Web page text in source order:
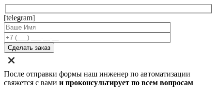
[telegram]
После отправки формы наш инженер по автоматизации
свяжется с вами и проконсультирует по всем вопросам